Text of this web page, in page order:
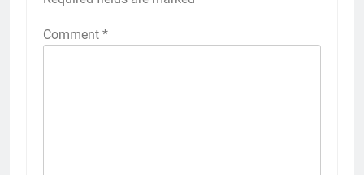
Comment *